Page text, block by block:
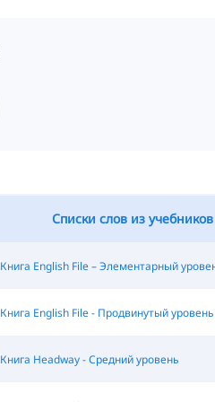
Списки слов из
Книга English File – Элементарный
Книга English File - Продвинутый уровень
Книга Headway - Средний уровень